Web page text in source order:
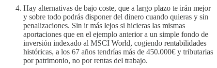
Hay alternativas de bajo coste, que a largo plazo te irán mejor
y sobre todo podrás disponer del dinero cuando quieras y sin
penalizaciones. Sin ir más lejos si hicieras las mismas
aportaciones que en el ejemplo anterior a un simple fondo de
inversión indexado al MSCI World, cogiendo rentabilidades
históricas, a los 67 años tendrías más de 450.000€ y tributarias
por patrimonio, no por rentas del trabajo.